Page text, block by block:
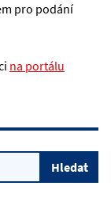
pro podání
na portálu